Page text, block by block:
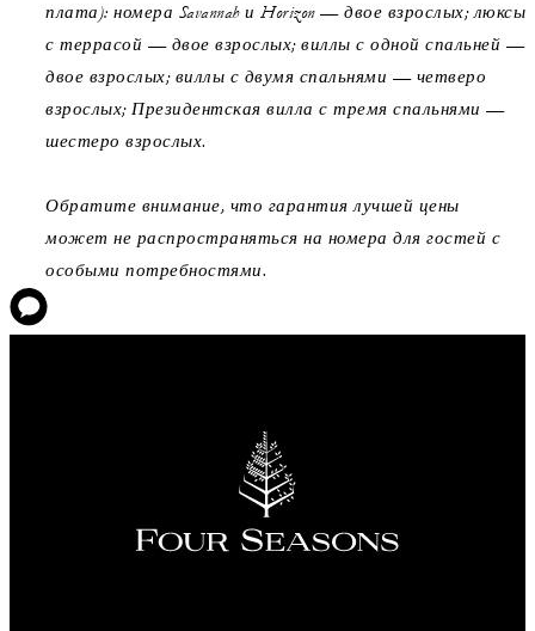
плата): номера Savannah и Horizon — двое взрослых; люксы
с террасой — двое взрослых; виллы с одной спальней —
двое взрослых; виллы с двумя спальнями — четверо
взрослых; Президентская вилла с тремя спальнями —
шестеро взрослых.
Обратите внимание, что гарантия лучшей цены
может не распространяться на номера для гостей с
особыми потребностями.